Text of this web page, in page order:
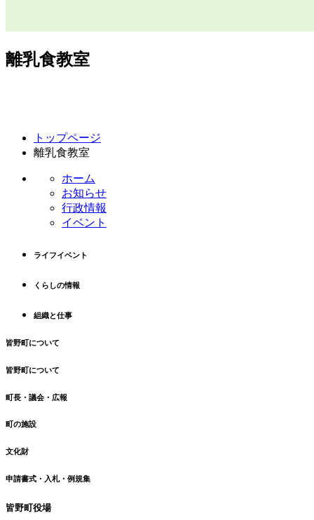
離乳食教室
トップページ
離乳食教室
ホーム
お知らせ
行政情報
イベント
ライフイベント
くらしの情報
組織と仕事
皆野町について
皆野町について
町長・議会・広報
町の施設
文化財
申請書式・入札・例規集
皆野町役場